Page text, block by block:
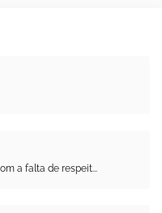
a falta de respeit...